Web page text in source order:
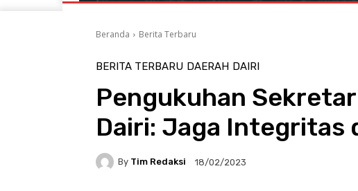
Beranda Berita Terbaru
BERITA TERBARU DAERAH DAIRI
Pengukuhan
Dairi: Jaga Integritas
By Tim Redaksi 18/02/2023